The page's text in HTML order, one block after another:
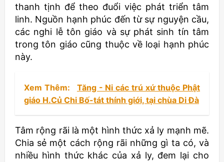
thanh tịnh để theo đuổi việc phát triển tâm
linh. Nguồn hạnh phúc đến từ sự nguyện cầu,
các nghi lễ tôn giáo và sự phát sinh tín tâm
trong tôn giáo cũng thuộc về loại hạnh phúc
này.
Xem Thêm:
Tăng - Ni các trú xứ thuộc Phật
giáo H.Củ Chi Bố-tát thính giới, tại chùa Di Đà
Tâm rộng rãi là một hình thức xả ly mạnh mẽ.
Chia sẻ một cách rộng rãi những gì ta có, và
nhiều hình thức khác của xả ly, đem lại cho